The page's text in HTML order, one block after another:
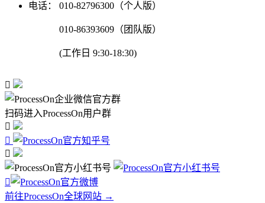
电话：
010-82796300（个人版）
010-86393609（团队版）
(工作日 9:30-18:30)

扫码进入ProcessOn用户群




前往ProcessOn全球网站 →